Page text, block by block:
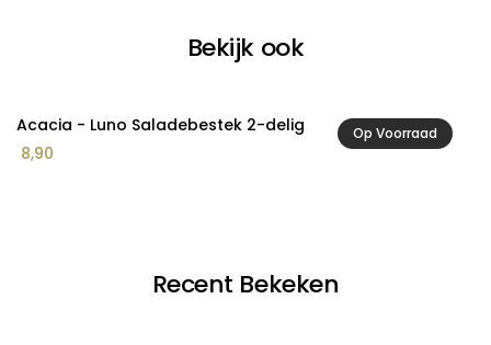
Bekijk ook
Op Voorraad
Acacia - Luno Saladebestek 2-delig
8,90
Recent Bekeken